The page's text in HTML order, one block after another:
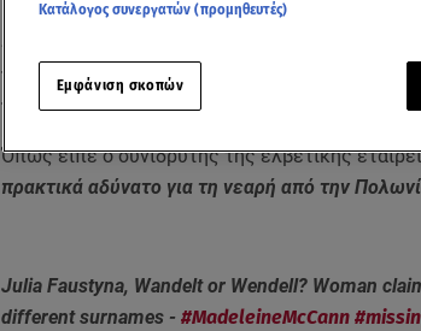
«Η 21χρονη Τζούλια Γουέντελ από την Πολωνία
το συμπέρασμα κατέληξαν Ελβετοί ειδικοί, οι
των δύο κοριτσιών.
Όπως είπε ο συνιδρυτής της ελβετικής
πρακτικά αδύνατο για τη νεαρή από την
Julia Faustyna, Wandelt or Wendell? Woman
different surnames - #MadeleineMcCann
Κατάλογος συνεργατών (προμηθευτές)
Εμφάνιση σκοπών